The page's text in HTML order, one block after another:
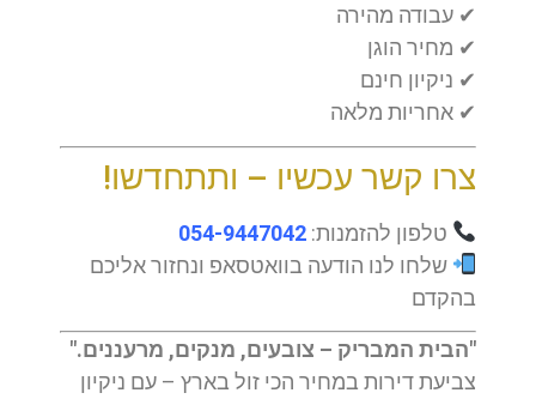
✔ עבודה מהירה
✔ מחיר הוגן
✔ ניקיון חינם
✔ אחריות מלאה
צרו קשר עכשיו – ותתחדשו!
טלפון להזמנות:054-9447042
שלחו לנו הודעה בוואטסאפ ונחזור אליכם
בהקדם
"הבית המבריק – צובעים, מנקים, מרעננים."
צביעת דירות במחיר הכי זול בארץ – עם ניקיון